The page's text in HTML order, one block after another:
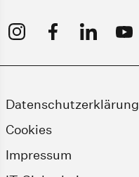
Datenschutzerklärung
Cookies
Impressum